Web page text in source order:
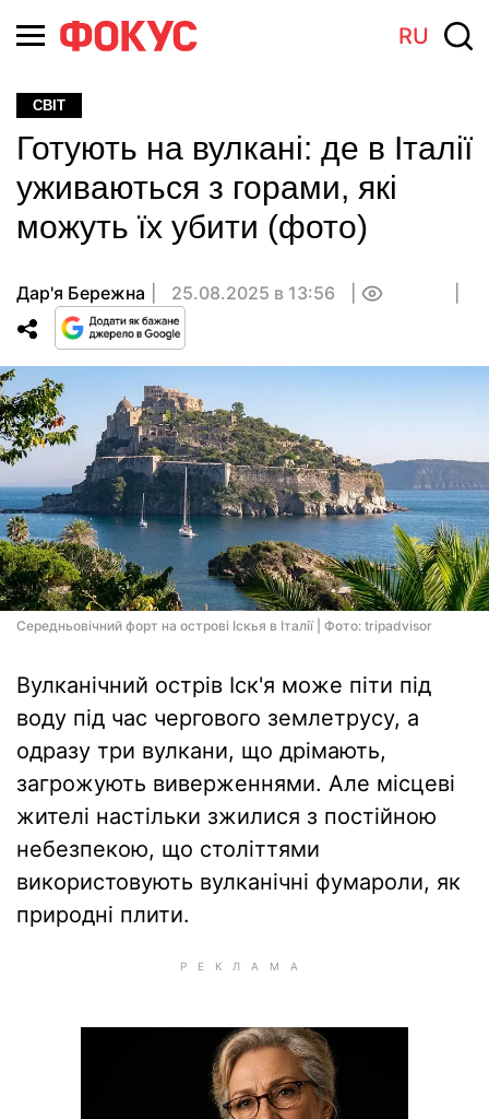
RU
СВІТ
Готують на вулкані: де в Італії
уживаються з горами, які
можуть їх убити (фото)
Дар'я Бережна 25.08.2025 в 13:56
Середньовічний форт на острові Іскья в Італії | Фото: tripadvisor
Вулканічний острів Іск'я може піти під
воду під час чергового землетрусу, а
одразу три вулкани, що дрімають,
загрожують виверженнями. Але місцеві
жителі настільки зжилися з постійною
небезпекою, що століттями
використовують вулканічні фумароли, як
природні плити.